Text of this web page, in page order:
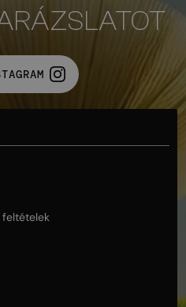
feltételek